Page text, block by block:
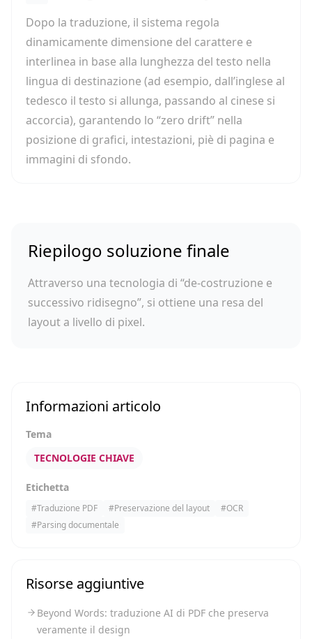
Dopo la traduzione, il sistema regola
dinamicamente dimensione del carattere e
interlinea in base alla lunghezza del testo nella
lingua di destinazione (ad esempio, dall’inglese al
tedesco il testo si allunga, passando al cinese si
accorcia), garantendo lo “zero drift” nella
posizione di grafici, intestazioni, piè di pagina e
immagini di sfondo.
Riepilogo soluzione finale
Attraverso una tecnologia di “de-costruzione e
successivo ridisegno”, si ottiene una resa del
layout a livello di pixel.
Informazioni articolo
Tema
TECNOLOGIE CHIAVE
Etichetta
#Traduzione PDF #Preservazione del layout #OCR
#Parsing documentale
Risorse aggiuntive
Beyond Words: traduzione AI di PDF che preserva
veramente il design